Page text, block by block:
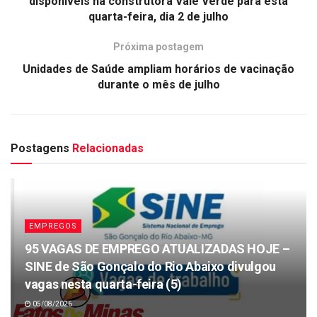
quarta-feira, dia 2 de julho
Próxima postagem
Unidades de Saúde ampliam horários de vacinação
durante o mês de julho
Postagens Relacionadas
EMPREGOS
95 VAGAS DE EMPREGO ATUALIZADAS HOJE –
SINE de São Gonçalo do Rio Abaixo divulgou
vagas nesta quarta-feira (5)
05/08/2026